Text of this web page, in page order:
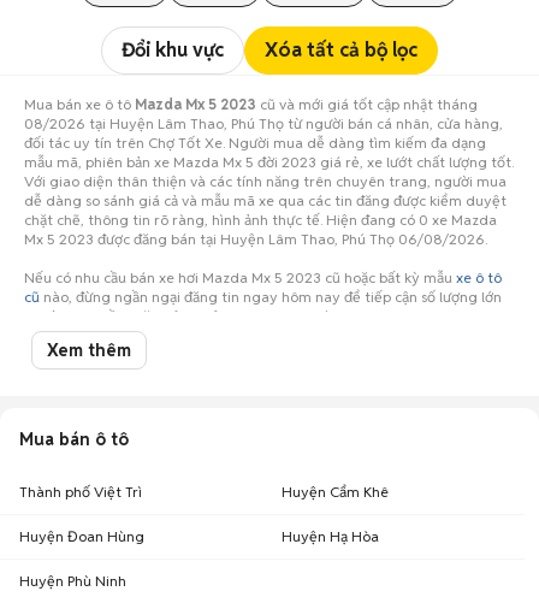
Đổi khu vực Xóa tất cả bộ lọc
Mua bán xe ô tô Mazda Mx 5 2023 cũ và mới giá tốt cập nhật tháng
08/2026 tại Huyện Lâm Thao, Phú Thọ từ người bán cá nhân, cửa hàng,
đối tác uy tín trên Chợ Tốt Xe. Người mua dễ dàng tìm kiếm đa dạng
mẫu mã, phiên bản xe Mazda Mx 5 đời 2023 giá rẻ, xe lướt chất lượng tốt.
Với giao diện thân thiện và các tính năng trên chuyên trang, người mua
dễ dàng so sánh giá cả và mẫu mã xe qua các tin đăng được kiểm duyệt
chặt chẽ, thông tin rõ ràng, hình ảnh thực tế. Hiện đang có 0 xe Mazda
Mx 5 2023 được đăng bán tại Huyện Lâm Thao, Phú Thọ 06/08/2026.
Nếu có nhu cầu bán xe hơi Mazda Mx 5 2023 cũ hoặc bất kỳ mẫu xe ô tô
cũ nào, đừng ngần ngại đăng tin ngay hôm nay để tiếp cận số lượng lớn
người mua tiềm năng ở Huyện Lâm Thao, Phú Thọ!
Xem thêm
Mua bán ô tô
Thành phố Việt Trì Huyện Cẩm Khê
Huyện Đoan Hùng Huyện Hạ Hòa
Huyện Phù Ninh